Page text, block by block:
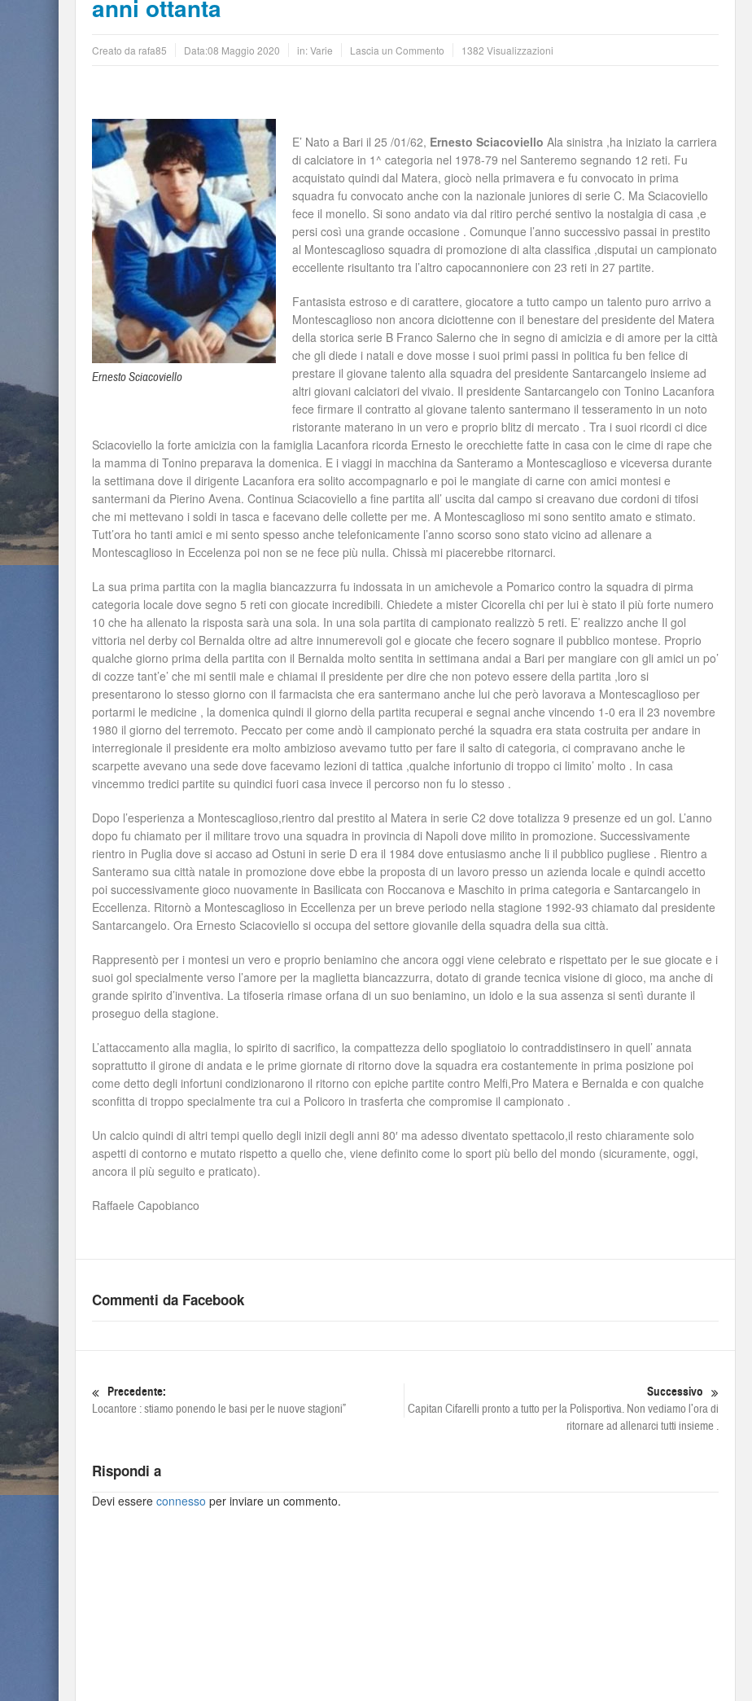
anni ottanta
Creato da rafa85 Data:08 Maggio 2020 in:Varie Lascia un Commento 1382 Visualizzazioni
Ernesto Sciacoviello
E’ Nato a Bari il 25 /01/62, Ernesto Sciacoviello Ala sinistra ,ha iniziato la carriera
di calciatore in 1^ categoria nel 1978-79 nel Santeremo segnando 12 reti. Fu
acquistato quindi dal Matera, giocò nella primavera e fu convocato in prima
squadra fu convocato anche con la nazionale juniores di serie C. Ma Sciacoviello
fece il monello. Si sono andato via dal ritiro perché sentivo la nostalgia di casa ,e
persi così una grande occasione . Comunque l’anno successivo passai in prestito
al Montescaglioso squadra di promozione di alta classifica ,disputai un campionato
eccellente risultanto tra l’altro capocannoniere con 23 reti in 27 partite.
Fantasista estroso e di carattere, giocatore a tutto campo un talento puro arrivo a
Montescaglioso non ancora diciottenne con il benestare del presidente del Matera
della storica serie B Franco Salerno che in segno di amicizia e di amore per la città
che gli diede i natali e dove mosse i suoi primi passi in politica fu ben felice di
prestare il giovane talento alla squadra del presidente Santarcangelo insieme ad
altri giovani calciatori del vivaio. Il presidente Santarcangelo con Tonino Lacanfora
fece firmare il contratto al giovane talento santermano il tesseramento in un noto
ristorante materano in un vero e proprio blitz di mercato . Tra i suoi ricordi ci dice
Sciacoviello la forte amicizia con la famiglia Lacanfora ricorda Ernesto le orecchiette fatte in casa con le cime di rape che
la mamma di Tonino preparava la domenica. E i viaggi in macchina da Santeramo a Montescaglioso e viceversa durante
la settimana dove il dirigente Lacanfora era solito accompagnarlo e poi le mangiate di carne con amici montesi e
santermani da Pierino Avena. Continua Sciacoviello a fine partita all’ uscita dal campo si creavano due cordoni di tifosi
che mi mettevano i soldi in tasca e facevano delle collette per me. A Montescaglioso mi sono sentito amato e stimato.
Tutt’ora ho tanti amici e mi sento spesso anche telefonicamente l’anno scorso sono stato vicino ad allenare a
Montescaglioso in Eccelenza poi non se ne fece più nulla. Chissà mi piacerebbe ritornarci.
La sua prima partita con la maglia biancazzurra fu indossata in un amichevole a Pomarico contro la squadra di pirma
categoria locale dove segno 5 reti con giocate incredibili. Chiedete a mister Cicorella chi per lui è stato il più forte numero
10 che ha allenato la risposta sarà una sola. In una sola partita di campionato realizzò 5 reti. E’ realizzo anche Il gol
vittoria nel derby col Bernalda oltre ad altre innumerevoli gol e giocate che fecero sognare il pubblico montese. Proprio
qualche giorno prima della partita con il Bernalda molto sentita in settimana andai a Bari per mangiare con gli amici un po’
di cozze tant’e’ che mi sentii male e chiamai il presidente per dire che non potevo essere della partita ,loro si
presentarono lo stesso giorno con il farmacista che era santermano anche lui che però lavorava a Montescaglioso per
portarmi le medicine , la domenica quindi il giorno della partita recuperai e segnai anche vincendo 1-0 era il 23 novembre
1980 il giorno del terremoto. Peccato per come andò il campionato perché la squadra era stata costruita per andare in
interregionale il presidente era molto ambizioso avevamo tutto per fare il salto di categoria, ci compravano anche le
scarpette avevano una sede dove facevamo lezioni di tattica ,qualche infortunio di troppo ci limito’ molto . In casa
vincemmo tredici partite su quindici fuori casa invece il percorso non fu lo stesso .
Dopo l’esperienza a Montescaglioso,rientro dal prestito al Matera in serie C2 dove totalizza 9 presenze ed un gol. L’anno
dopo fu chiamato per il militare trovo una squadra in provincia di Napoli dove milito in promozione. Successivamente
rientro in Puglia dove si accaso ad Ostuni in serie D era il 1984 dove entusiasmo anche li il pubblico pugliese . Rientro a
Santeramo sua città natale in promozione dove ebbe la proposta di un lavoro presso un azienda locale e quindi accetto
poi successivamente gioco nuovamente in Basilicata con Roccanova e Maschito in prima categoria e Santarcangelo in
Eccellenza. Ritornò a Montescaglioso in Eccellenza per un breve periodo nella stagione 1992-93 chiamato dal presidente
Santarcangelo. Ora Ernesto Sciacoviello si occupa del settore giovanile della squadra della sua città.
Rappresentò per i montesi un vero e proprio beniamino che ancora oggi viene celebrato e rispettato per le sue giocate e i
suoi gol specialmente verso l’amore per la maglietta biancazzurra, dotato di grande tecnica visione di gioco, ma anche di
grande spirito d’inventiva. La tifoseria rimase orfana di un suo beniamino, un idolo e la sua assenza si sentì durante il
proseguo della stagione.
L’attaccamento alla maglia, lo spirito di sacrifico, la compattezza dello spogliatoio lo contraddistinsero in quell’ annata
soprattutto il girone di andata e le prime giornate di ritorno dove la squadra era costantemente in prima posizione poi
come detto degli infortuni condizionarono il ritorno con epiche partite contro Melfi,Pro Matera e Bernalda e con qualche
sconfitta di troppo specialmente tra cui a Policoro in trasferta che compromise il campionato .
Un calcio quindi di altri tempi quello degli inizii degli anni 80′ ma adesso diventato spettacolo,il resto chiaramente solo
aspetti di contorno e mutato rispetto a quello che, viene definito come lo sport più bello del mondo (sicuramente, oggi,
ancora il più seguito e praticato).
Raffaele Capobianco
Commenti da Facebook
Precedente:
Locantore : stiamo ponendo le basi per le nuove stagioni”
Successivo
Capitan Cifarelli pronto a tutto per la Polisportiva. Non vediamo l’ora di
ritornare ad allenarci tutti insieme .
Rispondi a
Devi essere connesso per inviare un commento.